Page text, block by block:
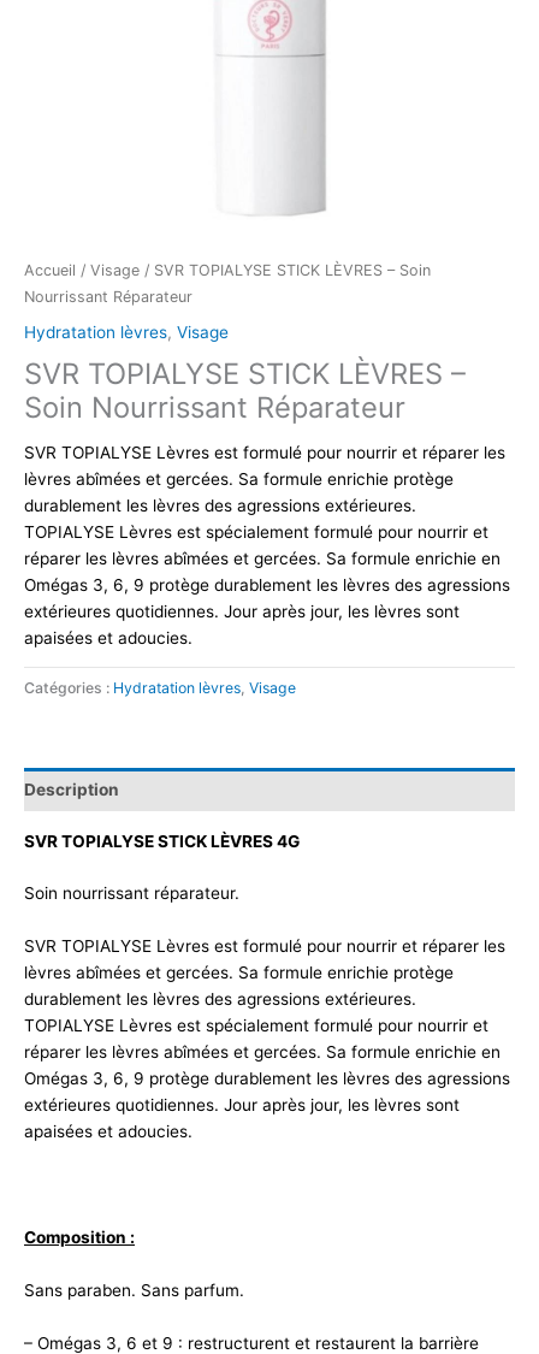
Accueil / Visage / SVR TOPIALYSE STICK LÈVRES – Soin
Nourrissant Réparateur
Hydratation lèvres, Visage
SVR TOPIALYSE STICK LÈVRES –
Soin Nourrissant Réparateur
SVR TOPIALYSE Lèvres est formulé pour nourrir et réparer les
lèvres abîmées et gercées. Sa formule enrichie protège
durablement les lèvres des agressions extérieures.
TOPIALYSE Lèvres est spécialement formulé pour nourrir et
réparer les lèvres abîmées et gercées. Sa formule enrichie en
Omégas 3, 6, 9 protège durablement les lèvres des agressions
extérieures quotidiennes. Jour après jour, les lèvres sont
apaisées et adoucies.
Catégories : Hydratation lèvres, Visage
Description
SVR TOPIALYSE STICK LÈVRES 4G
Soin nourrissant réparateur.
SVR TOPIALYSE Lèvres est formulé pour nourrir et réparer les
lèvres abîmées et gercées. Sa formule enrichie protège
durablement les lèvres des agressions extérieures.
TOPIALYSE Lèvres est spécialement formulé pour nourrir et
réparer les lèvres abîmées et gercées. Sa formule enrichie en
Omégas 3, 6, 9 protège durablement les lèvres des agressions
extérieures quotidiennes. Jour après jour, les lèvres sont
apaisées et adoucies.
Composition :
Sans paraben. Sans parfum.
– Omégas 3, 6 et 9 : restructurent et restaurent la barrière